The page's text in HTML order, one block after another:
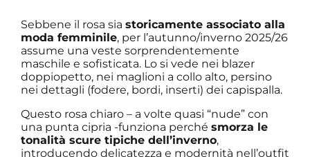
Sebbene il rosa sia storicamente associato alla
moda femminile, per l’autunno/inverno 2025/26
assume una veste sorprendentemente
maschile e sofisticata. Lo si vede nei blazer
doppiopetto, nei maglioni a collo alto, persino
nei dettagli (fodere, bordi, inserti) dei capispalla.
Questo rosa chiaro – a volte quasi “nude” con
una punta cipria -funziona perché smorza le
tonalità scure tipiche dell’inverno,
introducendo delicatezza e modernità nell’outfit